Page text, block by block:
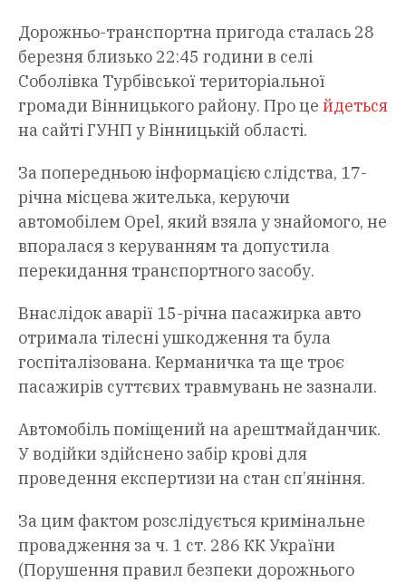
Дорожньо-транспортна пригода сталась 28
березня близько 22:45 години в селі
Соболівка Турбівської територіальної
громади Вінницького району. Про це йдеться
на сайті ГУНП у Вінницькій області.
За попередньою інформацією слідства, 17-
річна місцева жителька, керуючи
автомобілем Opel, який взяла у знайомого, не
впоралася з керуванням та допустила
перекидання транспортного засобу.
Внаслідок аварії 15-річна пасажирка авто
отримала тілесні ушкодження та була
госпіталізована. Керманичка та ще троє
пасажирів суттєвих травмувань не зазнали.
Автомобіль поміщений на арештмайданчик.
У водійки здійснено забір крові для
проведення експертизи на стан сп’яніння.
За цим фактом розслідується кримінальне
провадження за ч. 1 ст. 286 КК України
(Порушення правил безпеки дорожнього